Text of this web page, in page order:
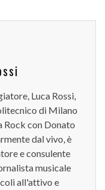
Luca Rossi,
di Milano
Rock con Donato
dal vivo, è
e consulente
musicale
all'attivo e